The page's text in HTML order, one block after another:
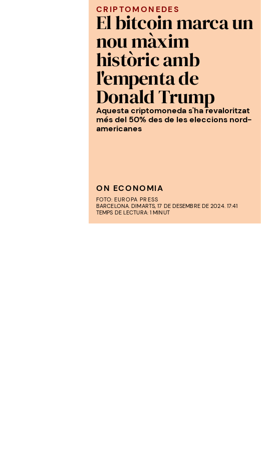
CRIPTOMONEDES
El bitcoin marca un
nou màxim
històric amb
l'empenta de
Donald Trump
Aquesta criptomoneda s'ha revaloritzat
més del 50% des de les eleccions nord-
americanes
ON ECONOMIA
FOTO: EUROPA PRESS
BARCELONA. DIMARTS, 17 DE DESEMBRE DE 2024. 17:41
TEMPS DE LECTURA: 1 MINUT